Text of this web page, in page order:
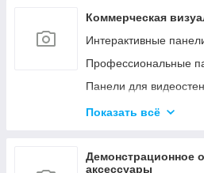
Коммерческая
Интерактивные
Профессиональные
Панели для видеостен
Интерактивные
Управление сигналом
Показать всё
Демонстрационное
аксессуары